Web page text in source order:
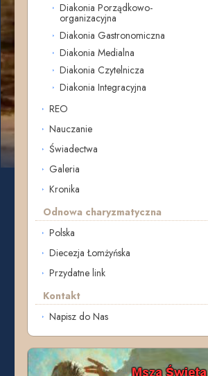
Diakonia Porządkowo-
organizacyjna
Diakonia Gastronomiczna
Diakonia Medialna
Diakonia Czytelnicza
Diakonia Integracyjna
REO
Nauczanie
Świadectwa
Galeria
Kronika
Odnowa charyzmatyczna
Polska
Diecezja Łomżyńska
Przydatne link
Kontakt
Napisz do Nas